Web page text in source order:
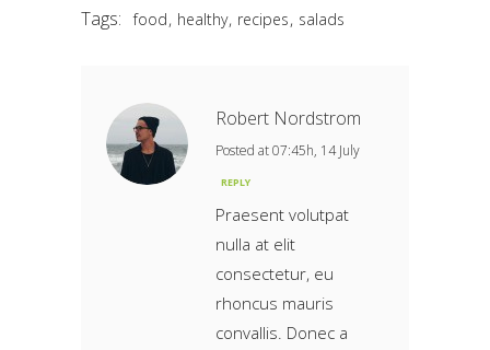
Tags: food, healthy, recipes, salads
Robert Nordstrom
Posted at 07:45h, 14 July
REPLY
Praesent volutpat
nulla at elit
consectetur, eu
rhoncus mauris
convallis. Donec a